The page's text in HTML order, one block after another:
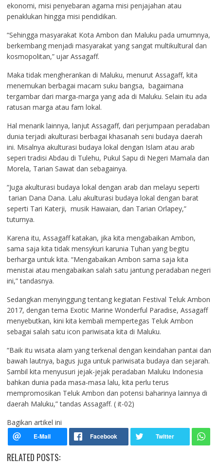
ekonomi, misi penyebaran agama misi penjajahan atau
penaklukan hingga misi pendidikan.
“Sehingga masyarakat Kota Ambon dan Maluku pada umumnya,
berkembang menjadi masyarakat yang sangat multikultural dan
kosmopolitan,” ujar Assagaff.
Maka tidak mengherankan di Maluku, menurut Assagaff, kita
menemukan berbagai macam suku bangsa, bagaimana
tergambar dari marga-marga yang ada di Maluku. Selain itu ada
ratusan marga atau fam lokal.
Hal menarik lainnya, lanjut Assagaff, dari perjumpaan peradaban
dunia terjadi akulturasi berbagai khasanah seni budaya daerah
ini. Misalnya akulturasi budaya lokal dengan Islam atau arab
seperi tradisi Abdau di Tulehu, Pukul Sapu di Negeri Mamala dan
Morela, Tarian Sawat dan sebagainya.
“Juga akulturasi budaya lokal dengan arab dan melayu seperti
tarian Dana Dana. Lalu akulturasi budaya lokal dengan barat
seperti Tari Katerji, musik Hawaian, dan Tarian Orlapey,”
tuturnya.
Karena itu, Assagaff katakan, jika kita mengabaikan Ambon,
sama saja kita tidak mensykuri karunia Tuhan yang begitu
berharga untuk kita. “Mengabaikan Ambon sama saja kita
menistai atau mengabaikan salah satu jantung peradaban negeri
ini,” tandasnya.
Sedangkan menyinggung tentang kegiatan Festival Teluk Ambon
2017, dengan tema Exotic Marine Wonderful Paradise, Assagaff
menyebutkan, kini kita kembali mempertegas Teluk Ambon
sebagai salah satu icon pariwisata kita di Maluku.
“Baik itu wisata alam yang terkenal dengan keindahan pantai dan
bawah lautnya, bagus juga untuk pariwisata budaya dan sejarah.
Sambil kita menyusuri jejak-jejak peradaban Maluku Indonesia
bahkan dunia pada masa-masa lalu, kita perlu terus
mempromosikan Teluk Ambon dan potensi baharinya lainnya di
daerah Maluku,” tandas Assagaff. ( it-02)
Bagikan artikel ini
RELATED POSTS: